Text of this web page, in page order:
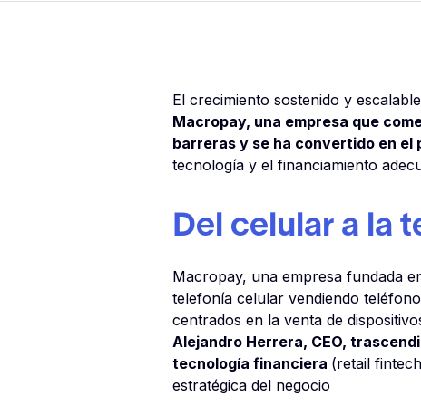
El crecimiento sostenido y
Macropay, una empresa que
barreras y se ha convertido en
tecnología y el financiamiento
Del celular a la
Macropay, una empresa fundada
telefonía celular vendiendo
centrados en la venta de
Alejandro Herrera, CEO,
tecnología financiera (retail
estratégica del negocio